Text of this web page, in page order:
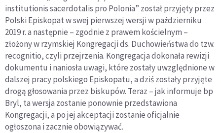
institutionis sacerdotalis pro Polonia” został przyjęty przez
Polski Episkopat w swej pierwszej wersji w październiku
2019 r. a następnie – zgodnie z prawem kościelnym –
złożony w rzymskiej Kongregacji ds. Duchowieństwa do tzw.
recognitio, czyli przejrzenia. Kongregacja dokonała rewizji
dokumentu i naniosła uwagi, które zostały uwzględnione w
dalszej pracy polskiego Episkopatu, a dziś zostały przyjęte
drogą głosowania przez biskupów. Teraz – jak informuje bp
Bryl, ta wersja zostanie ponownie przedstawiona
Kongregacji, a po jej akceptacji zostanie oficjalnie
ogłoszona i zacznie obowiązywać.